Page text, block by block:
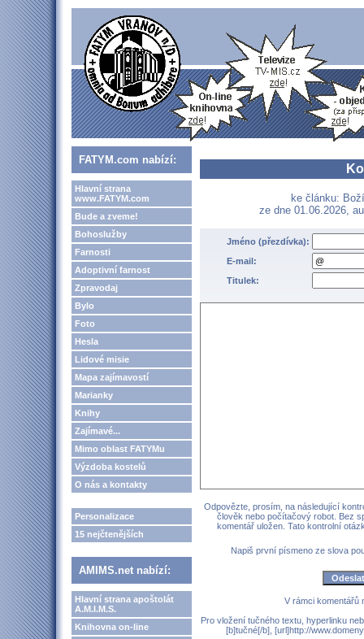
FATYM.com nabízí:
Hlavní strana
www.FATYM.com
Bude a zveme!
Bohoslužby
Farnosti
Adoptivní farnost
Zpravodaj
Bylo
Foto
Hesla
Lidové misie
Mapa zajímavostí
Marianky
Knihy
Zajímavé...
Mimo oblast FATYMu
Výzdoba kostelů
O nás a kontakty
Personalizace
15 nejčtenějších
AMIMS.net nabízí:
Hlavní strana apoštolát
A.M.I.M.S.
Knihovna on-line
ke článku:
ze dne 01.06.2026,
Jméno (přezdívka):
E-mail:
Titulek:
Odpovězte, prosím, na následující
člověk nebo počítačový robot. Bez
komentář uložen. Tato kontrolní
Napiš první písmeno ze slova
V rámci komentářů
Pro vložení tučného textu, hyperlinku
[b]tučné[/b], [url]http://